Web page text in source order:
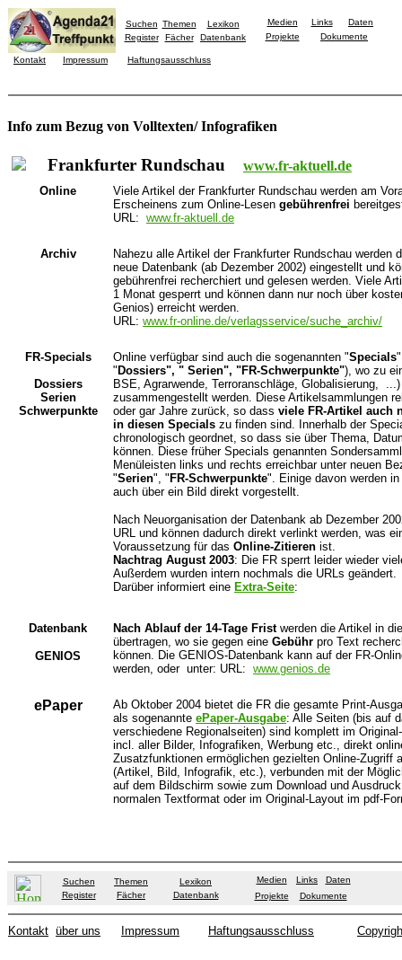
Suchen Themen
Lexikon
Register
Fächer Datenbank
Medien Links
Daten
Projekte
Dokumente
Kontakt Impressum Haftungsausschluss
Info zum Bezug von Volltexten/ Infografiken
Frankfurter Rundschau www.fr-aktuell.de
Online
Viele Artikel der Frankfurter Rundschau werden am
Erscheinens zum Online-Lesen gebührenfrei
URL: www.fr-aktuell.de
Archiv
Nahezu alle Artikel der Frankfurter Rundschau werden
neue Datenbank (ab Dezember 2002) eingestellt und
gebührenfrei recherchiert und gelesen werden. Viele
1 Monat gesperrt und können dann nur noch über
Genios) erreicht werden.
URL: www.fr-online.de/verlagsservice/suche_archiv/
FR-Specials
Dossiers
Serien
Schwerpunkte
Online verfügbar sind auch die sogenannten "Specials
" Dossiers", " Serien", "FR-Schwerpunkte"), wo zu
BSE, Agrarwende, Terroranschläge, Globalisierung,
zusammengestellt werden. Diese Artikelsammlungen
oder gar Jahre zurück, so dass viele FR-Artikel auch
in diesen Specials zu finden sind. Innerhalb der
chronologisch geordnet, so dass sie über Thema,
können. Diese früher Specials genannten
Menüleisten links und rechts erreichbar unter neuen
"Serien", " FR-Schwerpunkte". Einige davon werden
auch über ein Bild direkt vorgestellt.
Nach Neuorganisation der Datenbank ab Dezember
URL und können dadurch direkt verlinkt werden, was
Voraussetzung für das Online-Zitieren ist.
Nachtrag August 2003: Die FR sperrt leider wieder
Außerdem wurden intern nochmals die URLs geändert.
Darüber informiert eine Extra-Seite:
Datenbank
GENIOS
Nach Ablauf der 14-Tage Fristwerden die Artikel in
übertragen, wo sie gegen eine Gebühr pro Text
können. Die GENIOS-Datenbank kann auf der FR-
werden, oder unter: URL: www.genios.de
ePaper
Ab Oktober 2004 bietet die FR die gesamte Print-
als sogenannte ePaper-Ausgabe: Alle Seiten (bis auf
verschiedene Regionalseiten) sind komplett im
incl. aller Bilder, Infografiken, Werbung etc., direkt
Zusatzfunktionen ermöglichen gezielten Online-Zugriff
(Artikel, Bild, Infografik, etc.), verbunden mit der
auf dem Bildschirm sowie zum Download und
normalen Textformat oder im Original-Layout im pdf-
Suchen Themen
Lexikon
Register
Fächer Datenbank
Medien Links
Daten
Projekte
Dokumente
Kontakt über uns Impressum Haftungsausschluss